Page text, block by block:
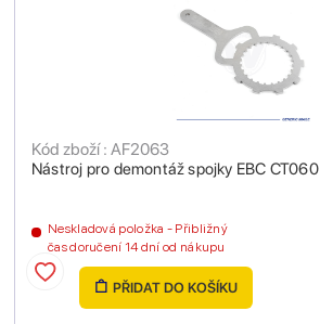
Nástroj pro demontáž spojky EBC CT060
Kód zboží : AF2063
Neskladová položka - Přibližný
čas doručení 14 dní od nákupu
PŘIDAT DO KOŠÍKU